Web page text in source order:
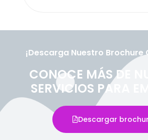
¡Descarga Nuestro
CONOCE MÁS DE
SERVICIOS PARA
Descargar